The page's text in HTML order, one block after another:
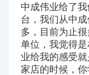
中成伟业给了
台，我们从中
多，目前为止
单位，我觉得
业给我的感受
家店的时候，